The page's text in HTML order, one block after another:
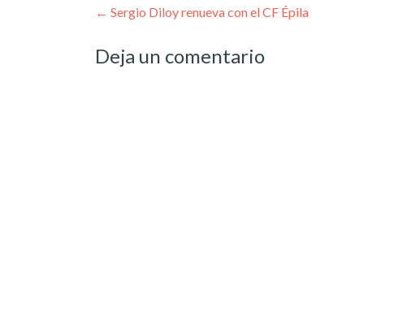
Post
navigation
← Sergio Diloy renueva con el CF Épila
Deja un comentario